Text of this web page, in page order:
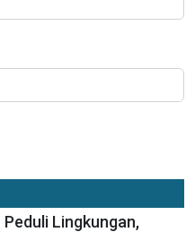
Peduli Lingkungan,